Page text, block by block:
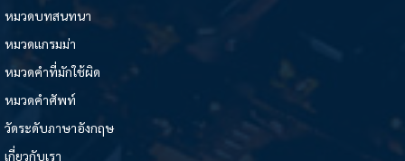
หมวดบทสนทนา
หมวดแกรมม่า
หมวดคำที่มักใช้ผิด
หมวดคำศัพท์
วัดระดับภาษาอังกฤษ
เกี่ยวกับเรา